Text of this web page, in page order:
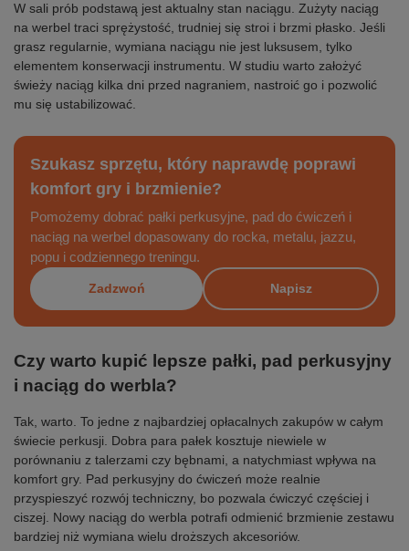
W sali prób podstawą jest aktualny stan naciągu. Zużyty naciąg
na werbel traci sprężystość, trudniej się stroi i brzmi płasko. Jeśli
grasz regularnie, wymiana naciągu nie jest luksusem, tylko
elementem konserwacji instrumentu. W studiu warto założyć
świeży naciąg kilka dni przed nagraniem, nastroić go i pozwolić
mu się ustabilizować.
Szukasz sprzętu, który naprawdę poprawi
komfort gry i brzmienie?
Pomożemy dobrać pałki perkusyjne, pad do ćwiczeń i
naciąg na werbel dopasowany do rocka, metalu, jazzu,
popu i codziennego treningu.
Zadzwoń Napisz
Czy warto kupić lepsze pałki, pad perkusyjny
i naciąg do werbla?
Tak, warto. To jedne z najbardziej opłacalnych zakupów w całym
świecie perkusji. Dobra para pałek kosztuje niewiele w
porównaniu z talerzami czy bębnami, a natychmiast wpływa na
komfort gry. Pad perkusyjny do ćwiczeń może realnie
przyspieszyć rozwój techniczny, bo pozwala ćwiczyć częściej i
ciszej. Nowy naciąg do werbla potrafi odmienić brzmienie zestawu
bardziej niż wymiana wielu droższych akcesoriów.